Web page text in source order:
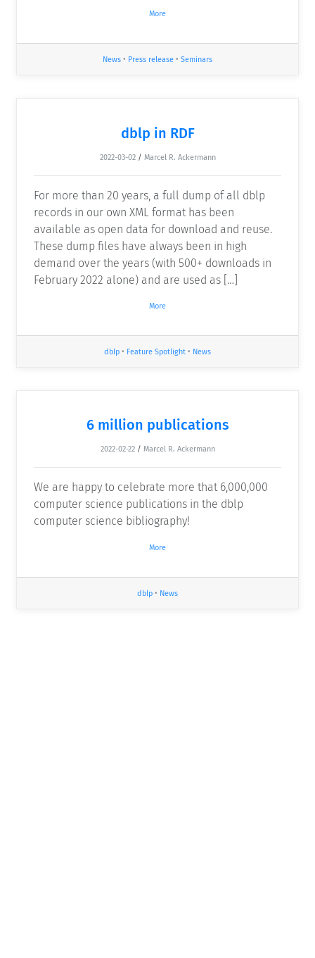
More
News • Press release • Seminars
dblp in RDF
2022-03-02 / Marcel R. Ackermann
For more than 20 years, a full dump of all dblp
records in our own XML format has been
available as open data for download and reuse.
These dump files have always been in high
demand over the years (with 500+ downloads in
February 2022 alone) and are used as […]
More
dblp • Feature Spotlight • News
6 million publications
2022-02-22 / Marcel R. Ackermann
We are happy to celebrate more that 6,000,000
computer science publications in the dblp
computer science bibliography!
More
dblp • News